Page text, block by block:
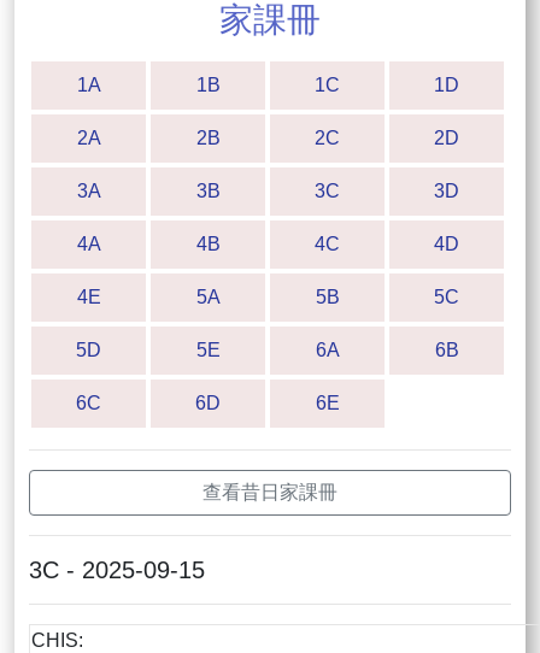
家課冊
1A 1B 1C 1D
2A 2B 2C 2D
3A 3B 3C 3D
4A 4B 4C 4D
4E 5A 5B 5C
5D 5E 6A 6B
6C 6D 6E
查看昔日家課冊
3C - 2025-09-15
CHIS: